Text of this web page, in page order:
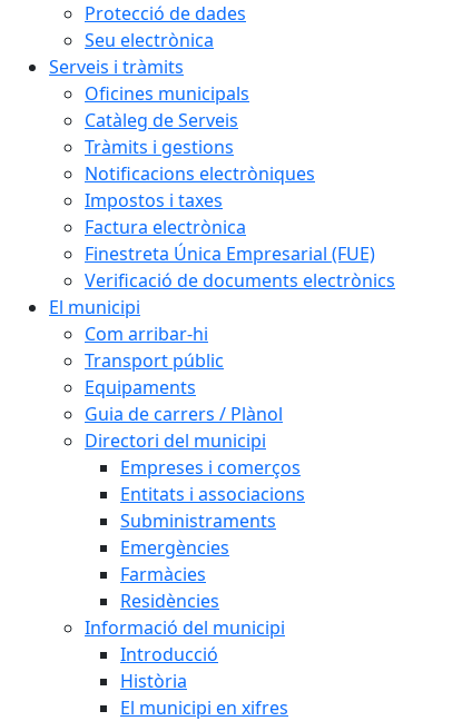
Protecció de dades
Seu electrònica
Serveis i tràmits
Oficines municipals
Catàleg de Serveis
Tràmits i gestions
Notificacions electròniques
Impostos i taxes
Factura electrònica
Finestreta Única Empresarial (FUE)
Verificació de documents electrònics
El municipi
Com arribar-hi
Transport públic
Equipaments
Guia de carrers / Plànol
Directori del municipi
Empreses i comerços
Entitats i associacions
Subministraments
Emergències
Farmàcies
Residències
Informació del municipi
Introducció
Història
El municipi en xifres